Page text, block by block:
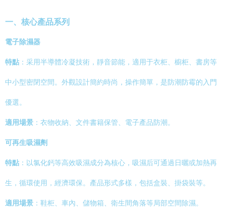
一、核心產品系列
電子除濕器
特點 ：采用半導體冷凝技術，靜音節能，適用于衣柜、櫥柜、書房等
中小型密閉空間。外觀設計簡約時尚，操作簡單，是防潮防霉的入門
優選。
適用場景 ：衣物收納、文件書籍保管、電子產品防潮。
可再生吸濕劑
特點 ：以氯化鈣等高效吸濕成分為核心，吸濕后可通過日曬或加熱再
生，循環使用，經濟環保。產品形式多樣，包括盒裝、掛袋裝等。
適用場景 ：鞋柜、車內、儲物箱、衛生間角落等局部空間除濕。